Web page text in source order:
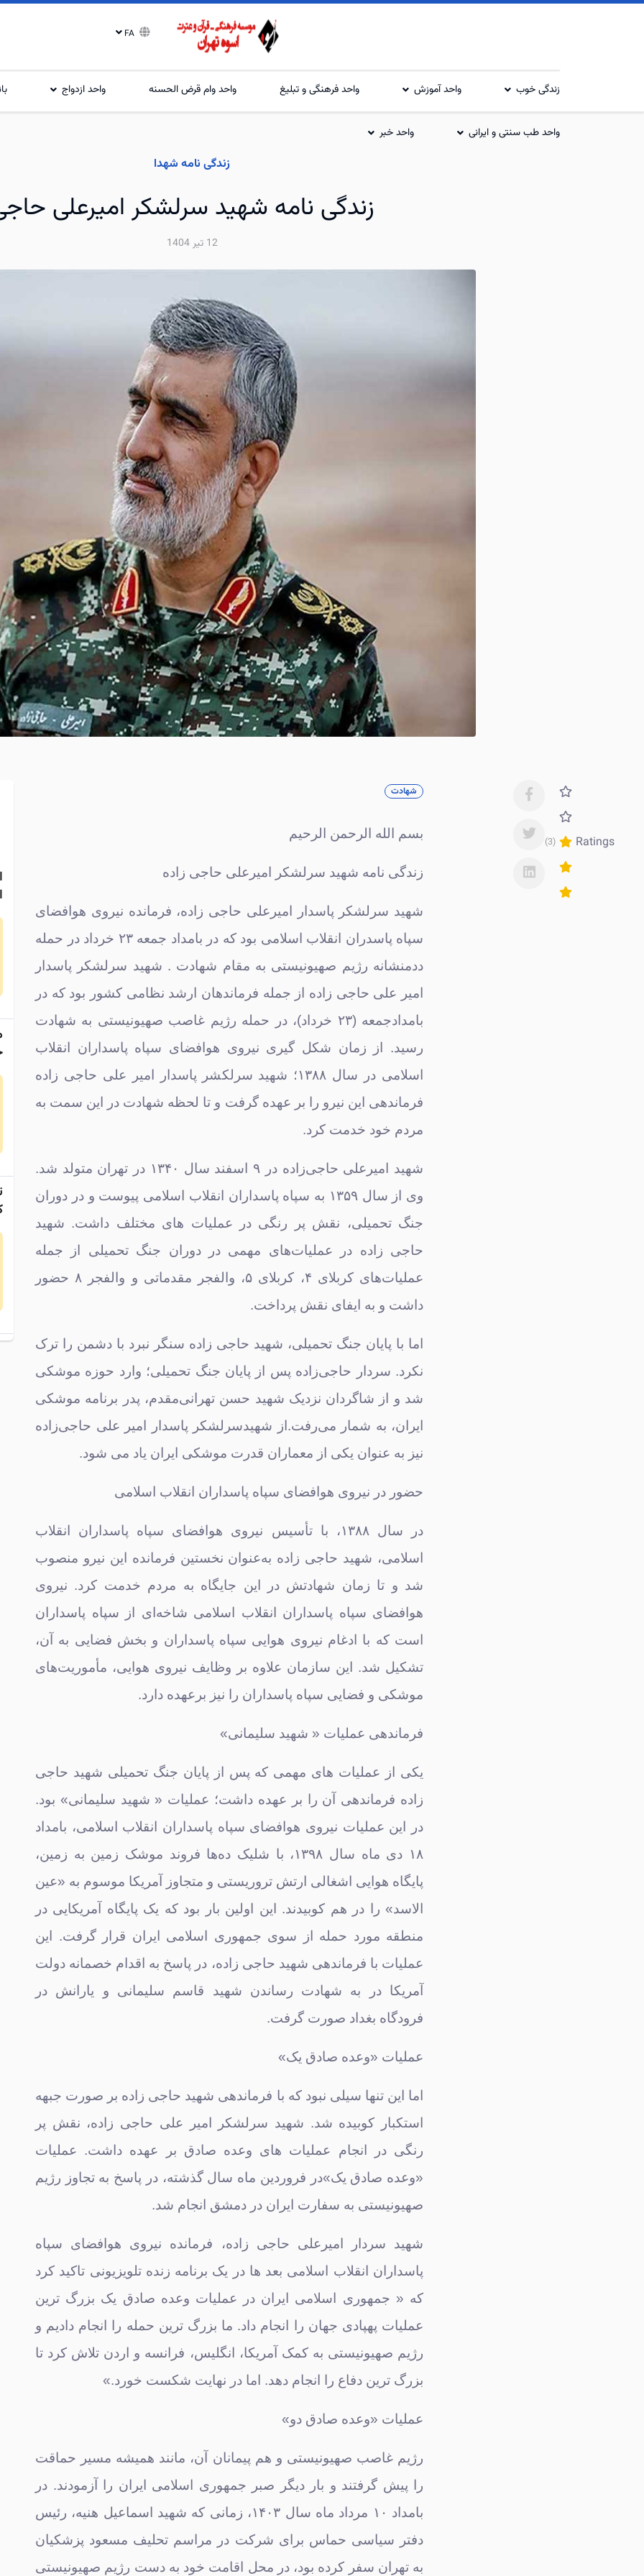
زندگی خوب واحد آموزش واحد فرهنگی و تبلیغ واحد وام قرض الحسنه واحد ازدواج
واحد طب سنتی و ایرانی واحد خبر
زندگی نامه شهدا
زندگی نامه شهید سرلشکر امیرعلی
12 تیر 1404
Ratings
(3)
شهادت
بسم الله الرحمن الرحیم
زندگی نامه شهید سرلشکر امیرعلی حاجی زاده
شهید سرلشکر پاسدار امیرعلی حاجی زاده، فرمانده نیروی هوافضای
سپاه پاسدران انقلاب اسلامی بود که در بامداد جمعه ۲۳ خرداد در حمله
ددمنشانه رژیم صهیونیستی به مقام شهادت . شهید سرلشکر پاسدار
امیر علی حاجی زاده از جمله فرماندهان ارشد نظامی کشور بود که در
بامدادجمعه (۲۳ خرداد)، در حمله رژیم غاصب صهیونیستی به شهادت
رسید. از زمان شکل گیری نیروی هوافضای سپاه پاسداران انقلاب
اسلامی در سال ۱۳۸۸؛ شهید سرلکشر پاسدار امیر علی حاجی زاده
فرماندهی این نیرو را بر عهده گرفت و تا لحظه شهادت در این سمت به
مردم خود خدمت کرد.
شهید امیرعلی حاجی‌زاده در ۹ اسفند سال ۱۳۴۰ در تهران متولد شد.
وی از سال ۱۳۵۹ به سپاه پاسداران انقلاب اسلامی پیوست و در دوران
جنگ تحمیلی، نقش پر رنگی در عملیات های مختلف داشت. شهید
حاجی زاده در عملیات‌های مهمی در دوران جنگ تحمیلی از جمله
عملیات‌های کربلای ۴، کربلای ۵، والفجر مقدماتی و والفجر ۸ حضور
داشت و به ایفای نقش پرداخت.
اما با پایان جنگ تحمیلی، شهید حاجی زاده سنگر نبرد با دشمن را ترک
نکرد. سردار حاجی‌زاده پس از پایان جنگ تحمیلی؛ وارد حوزه موشکی
شد و از شاگردان نزدیک شهید حسن تهرانی‌مقدم، پدر برنامه موشکی
ایران، به شمار می‌رفت.از شهیدسرلشکر پاسدار امیر علی حاجی‌زاده
نیز به عنوان یکی از معماران قدرت موشکی ایران یاد می شود.
حضور در نیروی هوافضای سپاه پاسداران انقلاب اسلامی
در سال ۱۳۸۸، با تأسیس نیروی هوافضای سپاه پاسداران انقلاب
اسلامی، شهید حاجی زاده به‌عنوان نخستین فرمانده این نیرو منصوب
شد و تا زمان شهادتش در این جایگاه به مردم خدمت کرد. نیروی
هوافضای سپاه پاسداران انقلاب اسلامی شاخه‌ای از سپاه پاسداران
است که با ادغام نیروی هوایی سپاه پاسداران و بخش فضایی به آن،
تشکیل شد. این سازمان علاوه بر وظایف نیروی هوایی، مأموریت‌های
موشکی و فضایی سپاه پاسداران را نیز برعهده دارد.
فرماندهی عملیات « شهید سلیمانی»
یکی از عملیات های مهمی که پس از پایان جنگ تحمیلی شهید حاجی
زاده فرماندهی آن را بر عهده داشت؛ عملیات « شهید سلیمانی» بود.
در این عملیات نیروی هوافضای سپاه پاسداران انقلاب اسلامی، بامداد
۱۸ دی ماه سال ۱۳۹۸، با شلیک ده‌ها فروند موشک زمین به زمین،
پایگاه هوایی اشغالی ارتش تروریستی و متجاوز آمریکا موسوم به «عین
الاسد» را در هم کوبیدند. این اولین بار بود که یک پایگاه آمریکایی در
منطقه مورد حمله از سوی جمهوری اسلامی ایران قرار گرفت. این
عملیات با فرماندهی شهید حاجی زاده، در پاسخ به اقدام خصمانه دولت
آمریکا در به شهادت رساندن شهید قاسم سلیمانی و یارانش در
فرودگاه بغداد صورت گرفت.
عملیات «وعده صادق یک»
اما این تنها سیلی نبود که با فرماندهی شهید حاجی زاده بر صورت جبهه
استکبار کوبیده شد. شهید سرلشکر امیر علی حاجی زاده، نقش پر
رنگی در انجام عملیات های وعده صادق بر عهده داشت. عملیات
«وعده صادق یک»در فروردین ماه سال گذشته، در پاسخ به تجاوز رژیم
صهیونیستی به سفارت ایران در دمشق انجام شد.
شهید سردار امیرعلی حاجی زاده، فرمانده نیروی هوافضای سپاه
پاسداران انقلاب اسلامی بعد ها در یک برنامه زنده تلویزیونی تاکید کرد
که « جمهوری اسلامی ایران در عملیات وعده صادق یک بزرگ ترین
عملیات پهپادی جهان را انجام داد. ما بزرگ ترین حمله را انجام دادیم و
رژیم صهیونیستی به کمک آمریکا، انگلیس، فرانسه و اردن تلاش کرد تا
بزرگ ترین دفاع را انجام دهد. اما در نهایت شکست خورد.»
عملیات «وعده صادق دو»
رژیم غاصب صهیونیستی و هم پیمانان آن، مانند همیشه مسیر حماقت
را پیش گرفتند و بار دیگر صبر جمهوری اسلامی ایران را آزمودند. در
بامداد ۱۰ مرداد ماه سال ۱۴۰۳، زمانی که شهید اسماعیل هنیه، رئیس
دفتر سیاسی حماس برای شرکت در مراسم تحلیف مسعود پزشکیان
به تهران سفر کرده بود، در محل اقامت خود به دست رژیم صهیونیستی